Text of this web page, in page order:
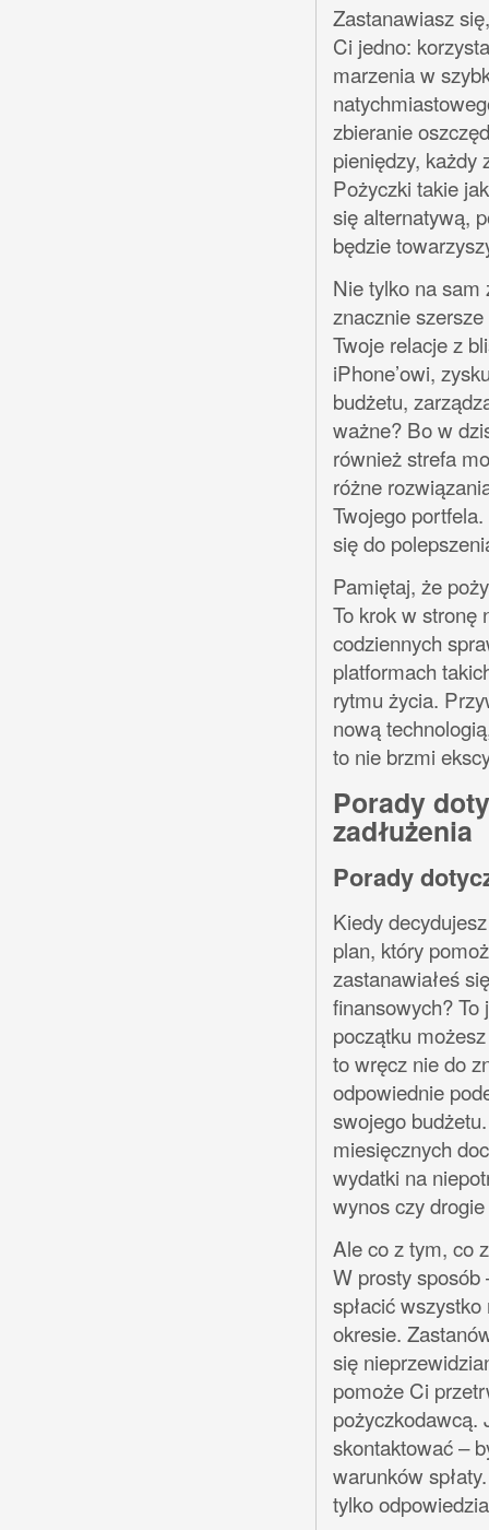
Zastanawiasz
Ci jedno:
marzenia w
zbieranie
pieniędzy, każdy
Pożyczki takie
się alternatywą,
będzie
Nie tylko na
znacznie
Twoje relacje z
iPhone’owi,
budżetu,
ważne? Bo w
również strefa
różne
Twojego
się do
Pamiętaj, że
To krok w stronę
codziennych
platformach
rytmu życia.
nową
to nie brzmi
Porady
zadłużenia
Porady
Kiedy
plan, który
zastanawiałeś
finansowych? To
początku
to wręcz nie do
odpowiednie
swojego
miesięcznych
wydatki na
wynos czy
Ale co z tym, co
W prosty sposób
spłacić
okresie.
się
pomoże Ci
pożyczkodawcą.
skontaktować –
warunków
tylko